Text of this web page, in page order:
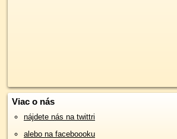
Viac o nás
nájdete nás na twittri
alebo na faceboooku